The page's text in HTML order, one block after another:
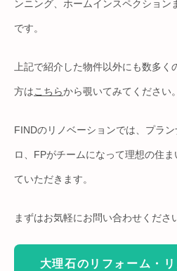
ンニング、ホームインスペクション
です。
上記で紹介した物件以外にも数多
方はこちらから覗いてみてください。
FINDのリノベーションでは、プラ
ロ、FPがチームになって理想の住
ていただきます。
まずはお気軽にお問い合わせくださ
大理石のリフォーム・